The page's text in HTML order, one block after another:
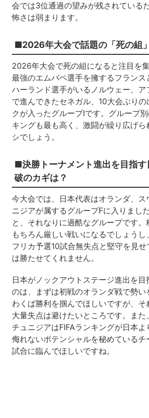
会では3位通過の望みが残されている
怖さは弱まります。
■2026年大会で話題の「死の組
2026年大会で死の組になると注目を集
最強のエムバペ選手を擁するフランス
ハーランド選手がいるノルウェー、ア
で進んできたセネガル、10大会ぶりの
クが入ったグループIです。グループ
キングも最も高く、激闘が繰り広げら
シでしょう。
■決勝トーナメント進出を目指す
破のカギは？
今大会では、日本代表はオランダ、ス
ニジアが属するグループFに入りまし
と、それなりに過酷なグループです
もちろん厳しい戦いになるでしょう
フリカ予選10試合無失点と堅守を見
は勝たせてくれません。
日本がノックアウトステージ進出を
のは、まずは初戦のオランダ戦で勢
わくば勝利を掴んでほしいですが、そ
大量失点は避けたいところです。また
チュニジアはFIFAランキングが日本よ
侮れないポテンシャルを秘めているチ
試合に臨んでほしいですね。